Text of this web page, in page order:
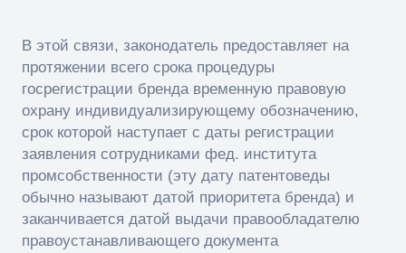
В этой связи, законодатель предоставляет на
протяжении всего срока процедуры
госрегистрации бренда временную правовую
охрану индивидуализирующему обозначению,
срок которой наступает с даты регистрации
заявления сотрудниками фед. института
промсобственности (эту дату патентоведы
обычно называют датой приоритета бренда) и
заканчивается датой выдачи правообладателю
правоустанавливающего документа